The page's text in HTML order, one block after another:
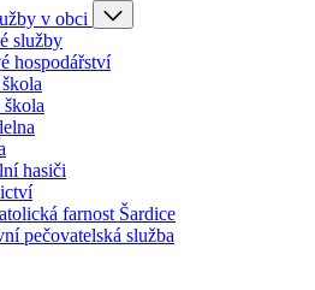
v obci
služby
hospodářství
škola
hasiči
farnost Šardice
pečovatelská služba